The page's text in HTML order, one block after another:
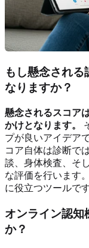
もし懸念される
なりますか？
懸念されるスコア
かけとなります。
プが良いアイデア
コア自体は診断で
談、身体検査、そ
な評価を行います
に役立つツールです
オンライン認知
か？